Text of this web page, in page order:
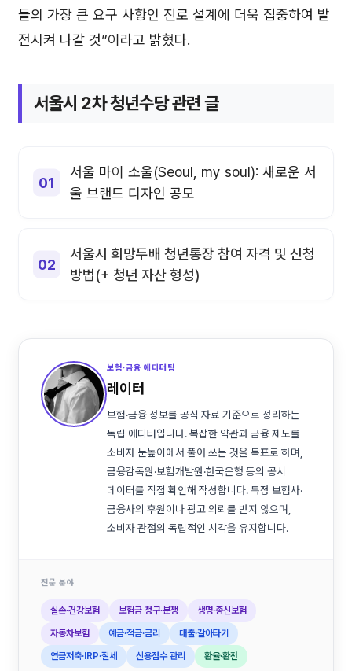
들의 가장 큰 요구 사항인 진로 설계에 더욱 집중하여 발
전시켜 나갈 것”이라고 밝혔다.
서울시 2차 청년수당 관련 글
서울 마이 소울(Seoul, my soul): 새로운 서
울 브랜드 디자인 공모
서울시 희망두배 청년통장 참여 자격 및 신청
방법(+ 청년 자산 형성)
보험·금융 에디터팀
레이터
보험·금융 정보를 공식 자료 기준으로 정리하는
독립 에디터입니다. 복잡한 약관과 금융 제도를
소비자 눈높이에서 풀어 쓰는 것을 목표로 하며,
금융감독원·보험개발원·한국은행 등의 공시
데이터를 직접 확인해 작성합니다. 특정 보험사·
금융사의 후원이나 광고 의뢰를 받지 않으며,
소비자 관점의 독립적인 시각을 유지합니다.
전문 분야
실손·건강보험 보험금 청구·분쟁 생명·종신보험
자동차보험 예금·적금·금리 대출·갈아타기
연금저축·IRP·절세 신용점수 관리 환율·환전